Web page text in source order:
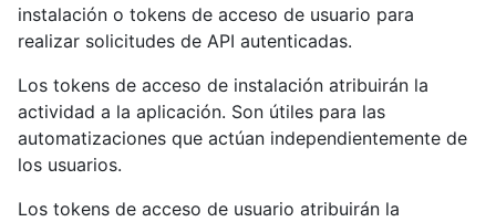
instalación o tokens de acceso de usuario para
realizar solicitudes de API autenticadas.
Los tokens de acceso de instalación atribuirán la
actividad a la aplicación. Son útiles para las
automatizaciones que actúan independientemente de
los usuarios.
Los tokens de acceso de usuario atribuirán la